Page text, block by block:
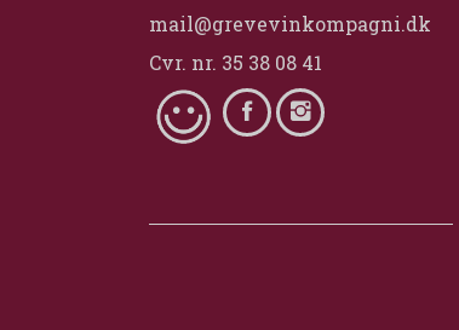
mail@grevevinkompagni.dk
Cvr. nr. 35 38 08 41